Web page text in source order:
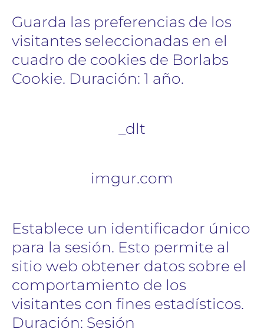
Guarda las preferencias de los
visitantes seleccionadas en el
cuadro de cookies de Borlabs
Cookie. Duración: 1 año.
_dlt
imgur.com
Establece un identificador único
para la sesión. Esto permite al
sitio web obtener datos sobre el
comportamiento de los
visitantes con fines estadísticos.
Duración: Sesión